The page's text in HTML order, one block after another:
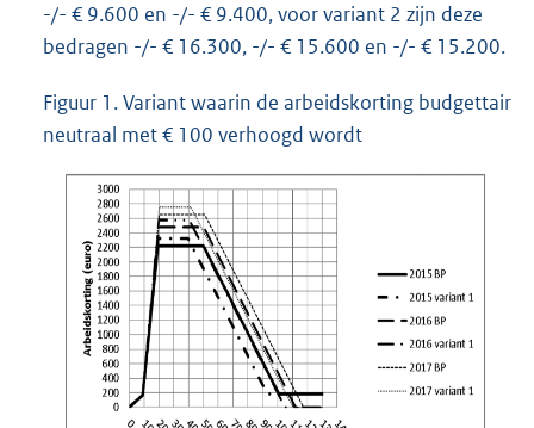
-/- € 9.600 en -/- € 9.400, voor variant 2 zijn deze
bedragen -/- € 16.300, -/- € 15.600 en -/- € 15.200.
Figuur 1. Variant waarin de arbeidskorting budgettair
neutraal met € 100 verhoogd wordt